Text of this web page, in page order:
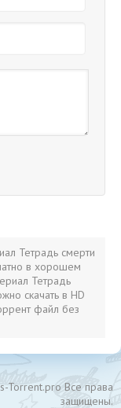
Тетрадь смерти
в хорошем
Тетрадь
скачать в HD
файл без
Torrent.pro Все права
защищены.